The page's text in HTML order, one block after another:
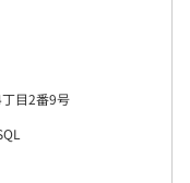
目2番9号